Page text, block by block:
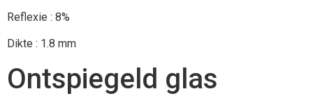
Reflexie : 8%
Dikte : 1.8 mm
Ontspiegeld glas